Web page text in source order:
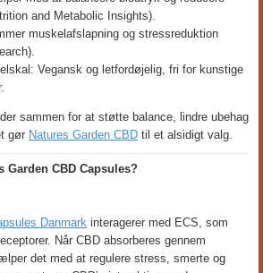
and Metabolic Insights).
muskelafslapning og stressreduktion
Vegansk og letfordøjelig, fri for kunstige
sammen for at støtte balance, lindre ubehag
gør Natures Garden CBD til et alsidigt valg.
Garden CBD Capsules?
Danmark interagerer med ECS, som
Når CBD absorberes gennem
det med at regulere stress, smerte og